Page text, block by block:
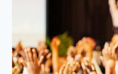
IN
EUROPA
IN